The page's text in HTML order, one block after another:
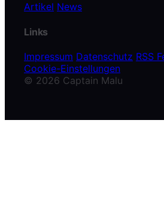
Artikel News
Links
Impressum Datenschutz RSS
Cookie-Einstellungen
© 2026 Captain Malu